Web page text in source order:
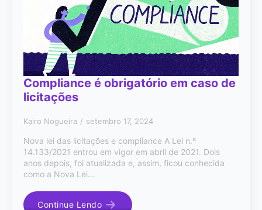
Compliance é obrigatório em caso de
licitações
Kairo Nogueira setembro 17, 2024
Nova lei das licitações e compliance A Lei n.º
14.133/2021 entrou em vigor em abril de 2021. Dois
anos depois, foi atualizada e, assim, ficou conhecida
como a Nova Lei…
Continue Lendo